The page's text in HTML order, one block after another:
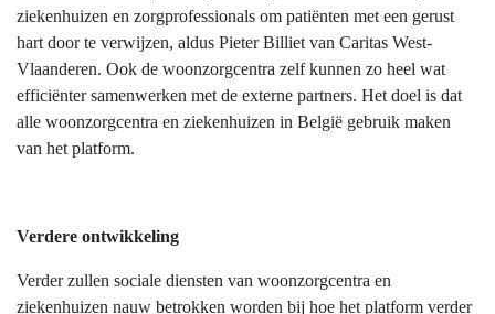
ziekenhuizen en zorgprofessionals om patiënten met een gerust
hart door te verwijzen, aldus Pieter Billiet van Caritas West-
Vlaanderen. Ook de woonzorgcentra zelf kunnen zo heel wat
efficiënter samenwerken met de externe partners. Het doel is dat
alle woonzorgcentra en ziekenhuizen in België gebruik maken
van het platform.
Verdere ontwikkeling
Verder zullen sociale diensten van woonzorgcentra en
ziekenhuizen nauw betrokken worden bij hoe het platform verder